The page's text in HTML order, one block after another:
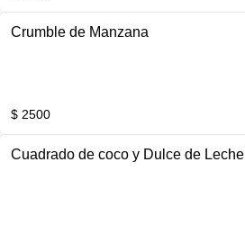
Crumble de Manzana
$ 2500
Cuadrado de coco y Dulce de Leche